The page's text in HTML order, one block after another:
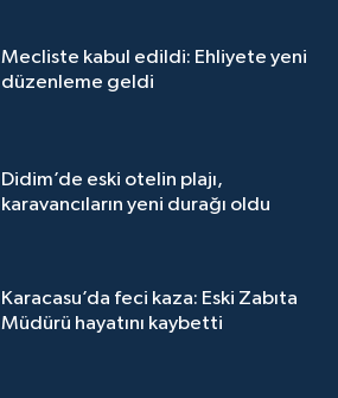
Mecliste kabul edildi: Ehliyete yeni
düzenleme geldi
Didim’de eski otelin plajı,
karavancıların yeni durağı oldu
Karacasu’da feci kaza: Eski Zabıta
Müdürü hayatını kaybetti